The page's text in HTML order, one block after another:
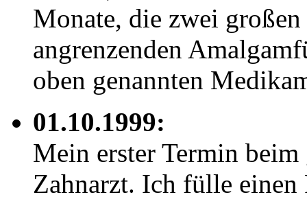
Monate, die zwei
angrenzenden
oben genannten
01.10.1999:
Mein erster Termin
Zahnarzt. Ich fülle einen